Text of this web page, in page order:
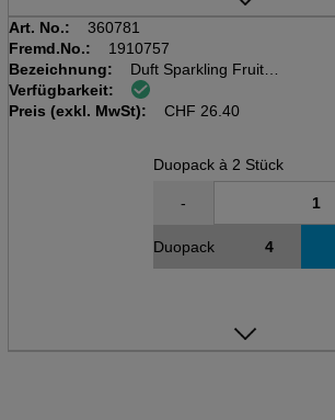
Art. No.:
360781
Fremd.No.:
1910757
Bezeichnung:
Duft Sparkling Fruit
MICROBURST DUET 2x121ml
für Microburst (360751)
Verfügbarkeit:
Preis (exkl. MwSt):
CHF 26.40
Duopack à 2 Stück
-
Duopack